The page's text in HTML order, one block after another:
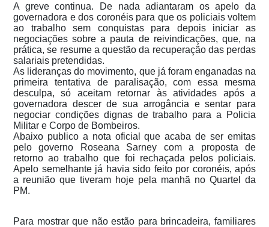
A greve continua. De nada adiantaram os apelo da
governadora e dos coronéis para que os policiais voltem
ao trabalho sem conquistas para depois iniciar as
negociações sobre a pauta de reivindicações, que, na
prática, se resume a questão da recuperação das perdas
salariais pretendidas.
As lideranças do movimento, que já foram enganadas na
primeira tentativa de paralisação, com essa mesma
desculpa, só aceitam retornar às atividades após a
governadora descer de sua arrogância e sentar para
negociar condições dignas de trabalho para a Policia
Militar e Corpo de Bombeiros.
Abaixo publico a nota oficial que acaba de ser emitas
pelo governo Roseana Sarney com a proposta de
retorno ao trabalho que foi rechaçada pelos policiais.
Apelo semelhante já havia sido feito por coronéis, após
a reunião que tiveram hoje pela manhã no Quartel da
PM.
Para mostrar que não estão para brincadeira, familiares